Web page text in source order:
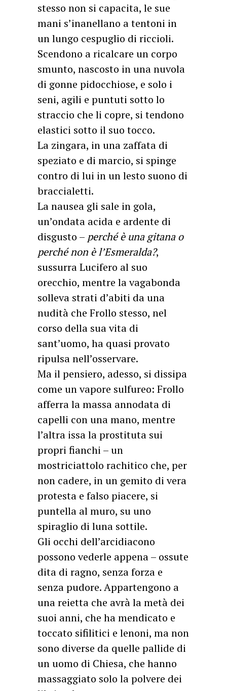
stesso non si capacita, le sue
mani s’inanellano a tentoni in
un lungo cespuglio di riccioli.
Scendono a ricalcare un corpo
smunto, nascosto in una nuvola
di gonne pidocchiose, e solo i
seni, agili e puntuti sotto lo
straccio che li copre, si tendono
elastici sotto il suo tocco.
La zingara, in una zaffata di
speziato e di marcio, si spinge
contro di lui in un lesto suono di
braccialetti.
La nausea gli sale in gola,
un’ondata acida e ardente di
disgusto – perché è una gitana o
perché non è l’Esmeralda?,
sussurra Lucifero al suo
orecchio, mentre la vagabonda
solleva strati d’abiti da una
nudità che Frollo stesso, nel
corso della sua vita di
sant’uomo, ha quasi provato
ripulsa nell’osservare.
Ma il pensiero, adesso, si dissipa
come un vapore sulfureo: Frollo
afferra la massa annodata di
capelli con una mano, mentre
l’altra issa la prostituta sui
propri fianchi – un
mostriciattolo rachitico che, per
non cadere, in un gemito di vera
protesta e falso piacere, si
puntella al muro, su uno
spiraglio di luna sottile.
Gli occhi dell’arcidiacono
possono vederle appena – ossute
dita di ragno, senza forza e
senza pudore. Appartengono a
una reietta che avrà la metà dei
suoi anni, che ha mendicato e
toccato sifilitici e lenoni, ma non
sono diverse da quelle pallide di
un uomo di Chiesa, che hanno
massaggiato solo la polvere dei